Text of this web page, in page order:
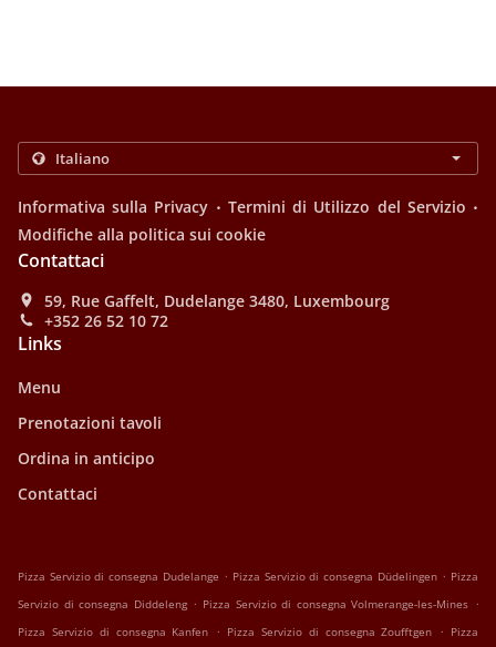
Informativa sulla Privacy . Termini di Utilizzo del Servizio .
Modifiche alla politica sui cookie
Contattaci
59, Rue Gaffelt, Dudelange 3480, Luxembourg
+352 26 52 10 72
Links
Menu
Prenotazioni tavoli
Ordina in anticipo
Contattaci
Pizza Servizio di consegna Dudelange . Pizza Servizio di consegna Düdelingen . Pizza
Servizio di consegna Diddeleng . Pizza Servizio di consegna Volmerange-les-Mines .
Pizza Servizio di consegna Kanfen . Pizza Servizio di consegna Zoufftgen . Pizza